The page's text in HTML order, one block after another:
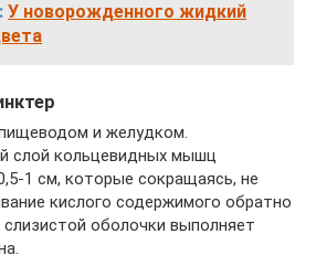
У новорожденного жидкий
и желудком.
слой кольцевидных мышц
1 см, которые сокращаясь, не
кислого содержимого обратно
оболочки выполняет